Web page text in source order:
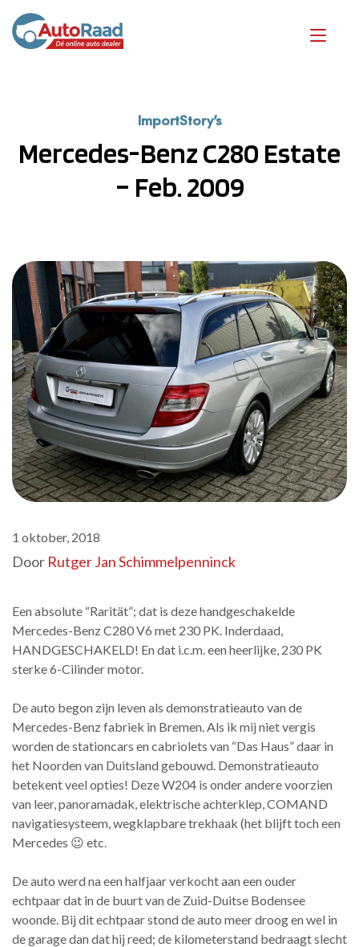
ImportStory's
Mercedes-Benz C280 Estate
– Feb. 2009
1 oktober, 2018
Door Rutger Jan Schimmelpenninck
Een absolute “Rarität”; dat is deze handgeschakelde
Mercedes-Benz C280 V6 met 230 PK. Inderdaad,
HANDGESCHAKELD! En dat i.c.m. een heerlijke, 230 PK
sterke 6-Cilinder motor.
De auto begon zijn leven als demonstratieauto van de
Mercedes-Benz fabriek in Bremen. Als ik mij niet vergis
worden de stationcars en cabriolets van “Das Haus” daar in
het Noorden van Duitsland gebouwd. Demonstratieauto
betekent veel opties! Deze W204 is onder andere voorzien
van leer, panoramadak, elektrische achterklep, COMAND
navigatiesysteem, wegklapbare trekhaak (het blijft toch een
Mercedes 😉 etc.
De auto werd na een halfjaar verkocht aan een ouder
echtpaar dat in de buurt van de Zuid-Duitse Bodensee
woonde. Bij dit echtpaar stond de auto meer droog en wel in
de garage dan dat hij reed; de kilometerstand bedraagt slecht